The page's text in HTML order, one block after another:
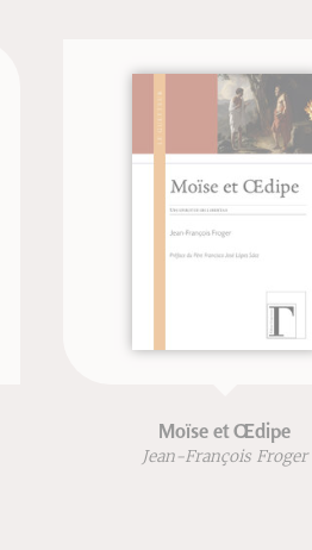
Moïse et Œdipe
Jean-François Froger